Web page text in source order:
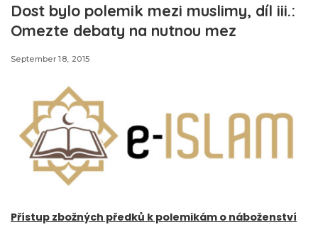
Dost bylo polemik mezi muslimy, díl iii.:
Omezte debaty na nutnou mez
September 18, 2015
Přístup zbožných předků k polemikám o náboženství